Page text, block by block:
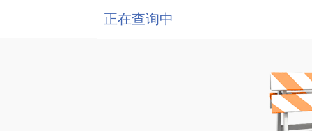
正在查询中